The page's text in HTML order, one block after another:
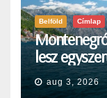
Belföld Címlap
lesz
aug 3, 2026